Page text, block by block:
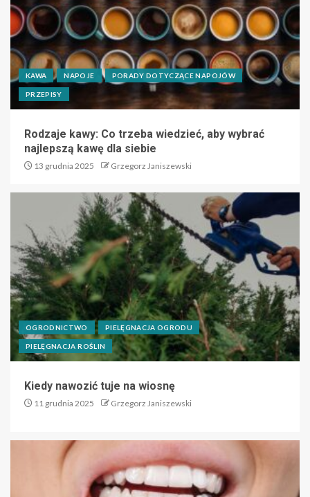
KAWA NAPOJE PORADY DOTYCZĄCE NAPOJÓW
PRZEPISY
Rodzaje kawy: Co trzeba wiedzieć, aby wybrać
najlepszą kawę dla siebie
13 grudnia 2025 Grzegorz Janiszewski
OGRODNICTWO PIELĘGNACJA OGRODU
PIELĘGNACJA ROŚLIN
Kiedy nawozić tuje na wiosnę
11 grudnia 2025 Grzegorz Janiszewski